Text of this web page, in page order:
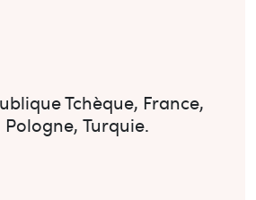
Tchèque, France,
Pologne, Turquie.